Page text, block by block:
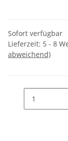
Sofort verfügbar
Lieferzeit: 5 - 8
abweichend)